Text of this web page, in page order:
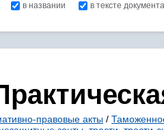
в названии в тексте документа
правовые акты /